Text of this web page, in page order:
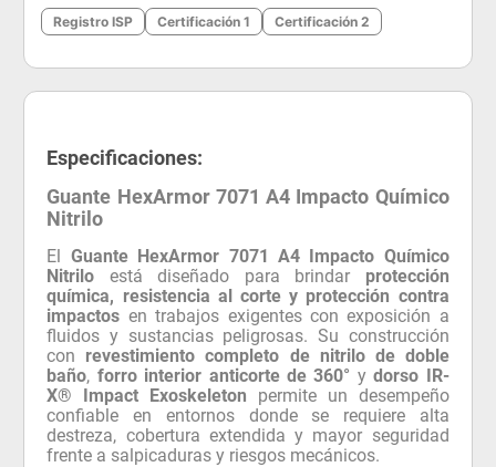
Registro ISP Certificación 1 Certificación 2
Especificaciones:
Guante HexArmor 7071 A4 Impacto Químico
Nitrilo
El Guante HexArmor 7071 A4 Impacto Químico
Nitrilo está diseñado para brindar protección
química, resistencia al corte y protección contra
impactos en trabajos exigentes con exposición a
fluidos y sustancias peligrosas. Su construcción
con revestimiento completo de nitrilo de doble
baño, forro interior anticorte de 360° ydorso IR-
X® Impact Exoskeleton permite un desempeño
confiable en entornos donde se requiere alta
destreza, cobertura extendida y mayor seguridad
frente a salpicaduras y riesgos mecánicos.